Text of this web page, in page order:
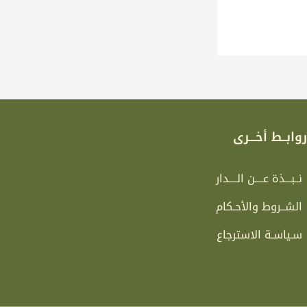
روابــط أخـــرى
نــبـــذة عــــن الــــدار
الشــروط والأحـكام
سـياسـة الاسترجاع